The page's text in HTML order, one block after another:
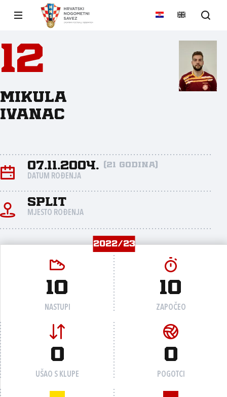
12
Mikula
Ivanac
07.11.2004. (21 godina)
DATUM ROĐENJA
Split
MJESTO ROĐENJA
2022/23
10
NASTUPI
10
ZAPOČEO
0
UŠAO S KLUPE
0
POGOTCI